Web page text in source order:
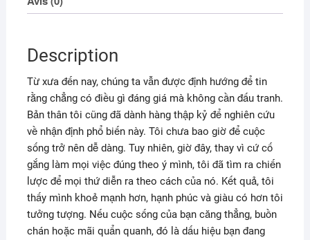
Description
Từ xưa đến nay, chúng ta vẫn được định hướng để tin
rằng chẳng có điều gì đáng giá mà không cần đấu tranh.
Bản thân tôi cũng đã dành hàng thập kỷ để nghiên cứu
về nhận định phổ biến này. Tôi chưa bao giờ để cuộc
sống trở nên dễ dàng. Tuy nhiên, giờ đây, thay vì cứ cố
gắng làm mọi việc đúng theo ý mình, tôi đã tìm ra chiến
lược để mọi thứ diễn ra theo cách của nó. Kết quả, tôi
thấy mình khoẻ mạnh hơn, hạnh phúc và giàu có hơn tôi
tưởng tượng. Nếu cuộc sống của bạn căng thẳng, buồn
chán hoặc mãi quẩn quanh, đó là dấu hiệu bạn đang